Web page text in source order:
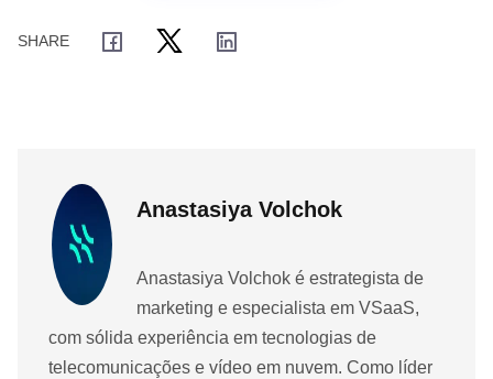
Anastasiya Volchok
Anastasiya Volchok é estrategista de
marketing e especialista em VSaaS,
com sólida experiência em tecnologias de
telecomunicações e vídeo em nuvem. Como líder